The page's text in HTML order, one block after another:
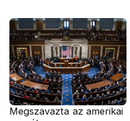
Megszavazta az amerikai